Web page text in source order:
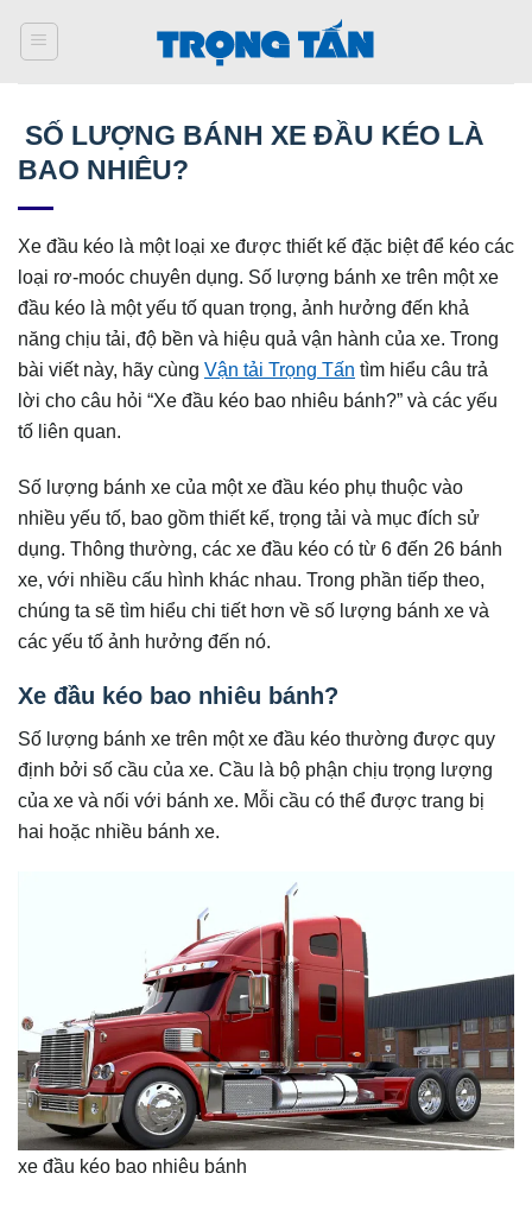
qua
SỐ LƯỢNG BÁNH XE ĐẦU KÉO LÀ
BAO NHIÊU?
Xe đầu kéo là một loại xe được thiết kế đặc biệt để kéo các
loại rơ-moóc chuyên dụng. Số lượng bánh xe trên một xe
đầu kéo là một yếu tố quan trọng, ảnh hưởng đến khả
năng chịu tải, độ bền và hiệu quả vận hành của xe. Trong
bài viết này, hãy cùng Vận tải Trọng Tấn tìm hiểu câu trả
lời cho câu hỏi “Xe đầu kéo bao nhiêu bánh?” và các yếu
tố liên quan.
Số lượng bánh xe của một xe đầu kéo phụ thuộc vào
nhiều yếu tố, bao gồm thiết kế, trọng tải và mục đích sử
dụng. Thông thường, các xe đầu kéo có từ 6 đến 26 bánh
xe, với nhiều cấu hình khác nhau. Trong phần tiếp theo,
chúng ta sẽ tìm hiểu chi tiết hơn về số lượng bánh xe và
các yếu tố ảnh hưởng đến nó.
Xe đầu kéo bao nhiêu bánh?
Số lượng bánh xe trên một xe đầu kéo thường được quy
định bởi số cầu của xe. Cầu là bộ phận chịu trọng lượng
của xe và nối với bánh xe. Mỗi cầu có thể được trang bị
hai hoặc nhiều bánh xe.
xe đầu kéo bao nhiêu bánh